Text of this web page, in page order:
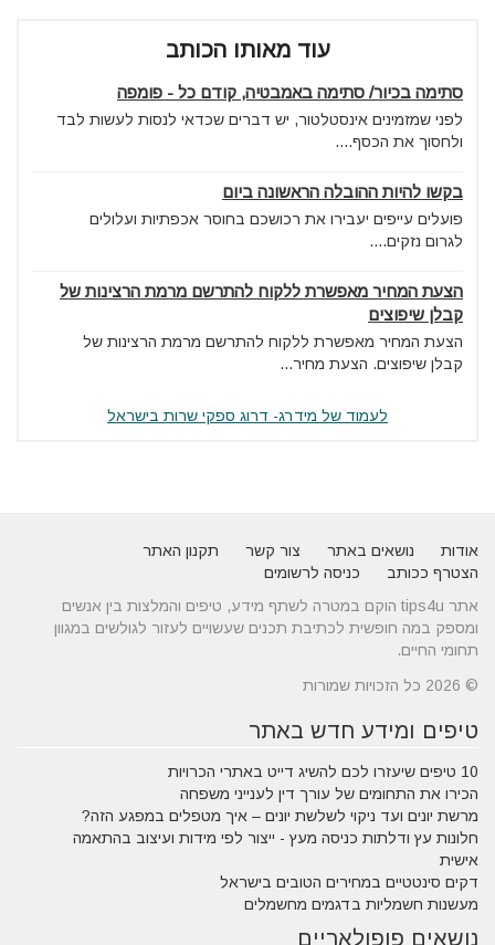
עוד מאותו הכותב
סתימה בכיור/ סתימה באמבטיה, קודם כל - פומפה
לפני שמזמינים אינסטלטור, יש דברים שכדאי לנסות לעשות לבד
ולחסוך את הכסף....
בקשו להיות ההובלה הראשונה ביום
פועלים עייפים יעבירו את רכושכם בחוסר אכפתיות ועלולים
לגרום נזקים....
הצעת המחיר מאפשרת ללקוח להתרשם מרמת הרצינות של
קבלן שיפוצים
הצעת המחיר מאפשרת ללקוח להתרשם מרמת הרצינות של
קבלן שיפוצים. הצעת מחיר...
לעמוד של מידרג- דרוג ספקי שרות בישראל
אודות נושאים באתר צור קשר
תקנון האתר
הצטרף ככותב
כניסה לרשומים
אתר tips4u הוקם במטרה לשתף מידע, טיפים והמלצות בין אנשים
ומספק במה חופשית לכתיבת תכנים שעשויים לעזור לגולשים במגוון
תחומי החיים.
© 2026 כל הזכויות שמורות
טיפים ומידע חדש באתר
10 טיפים שיעזרו לכם להשיג דייט באתרי הכרויות
הכירו את התחומים של עורך דין לענייני משפחה
מרשת יונים ועד ניקוי לשלשת יונים – איך מטפלים במפגע הזה?
חלונות עץ ודלתות כניסה מעץ - ייצור לפי מידות ועיצוב בהתאמה
אישית
דקים סינטטיים במחירים הטובים בישראל
מעשנות חשמליות בדגמים מחשמלים
נושאים פופולאריים